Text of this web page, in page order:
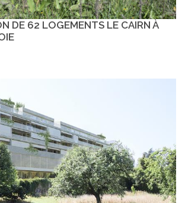
DE 62 LOGEMENTS LE CAIRN À